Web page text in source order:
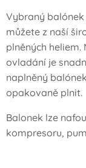
Vybraný
můžete z naší
plněných
ovladání je
naplněný
opakovaně plnit.
Balonek lze
kompresoru,